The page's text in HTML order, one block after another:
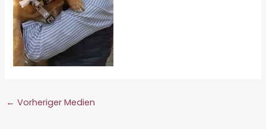
← Vorheriger Medien